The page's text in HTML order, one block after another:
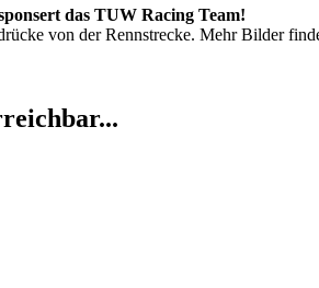
das TUW Racing Team!
von der Rennstrecke. Mehr Bilder